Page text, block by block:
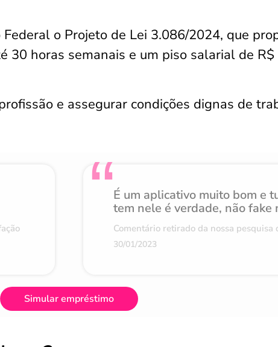
o Projeto de Lei 3.086/2024, que
30 horas semanais e um piso salarial de R$
e assegurar condições dignas de
É um aplicativo muito bom e
tem nele é verdade, não fake
Comentário retirado da nossa pesquisa
30/01/2023
Simular empréstimo